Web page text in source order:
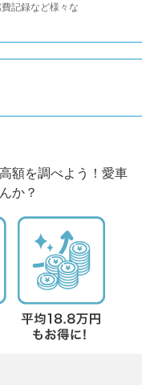
記録など様々な
額を調べよう！愛車
か？